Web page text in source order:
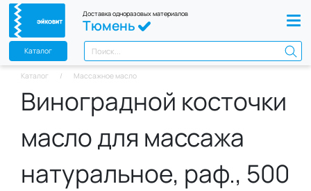
Доставка одноразовых материалов
Тюмень
Каталог
Каталог Массажное масло
Виноградной косточки
масло для массажа
натуральное, раф., 500